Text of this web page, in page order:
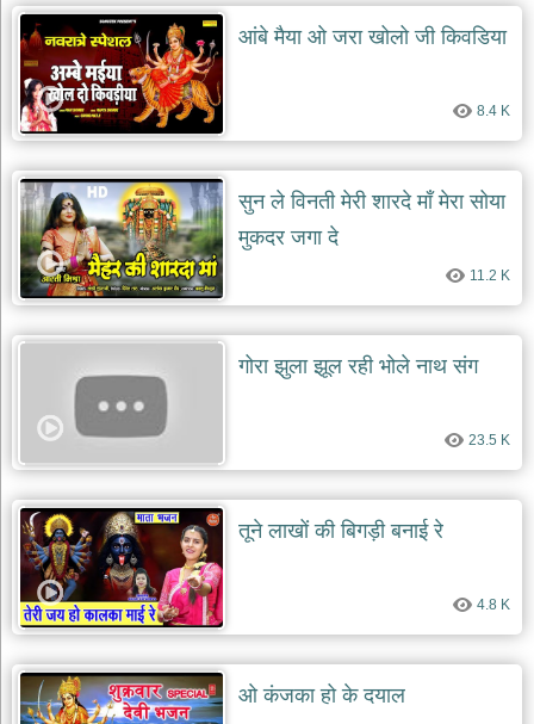
आंबे मैया ओ जरा खोलो जी किवडिया
8.4 K
सुन ले विनती मेरी शारदे माँ मेरा सोया
मुकदर जगा दे
11.2 K
गोरा झुला झूल रही भोले नाथ संग
23.5 K
तूने लाखों की बिगड़ी बनाई रे
4.8 K
ओ कंजका हो के दयाल